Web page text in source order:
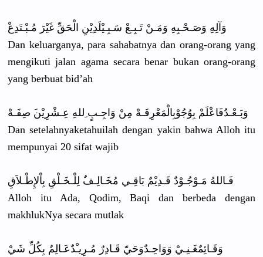
وَآلِهِ وَصَـحْـبِهِ وَمَـنْ تَـبِـعْ سَـبِـيْلَدِيْنِ الْحَقِّ غَيْرَ مُـبْـتَدِعْ
Dan keluarganya, para sahabatnya dan orang-orang yang
mengikuti jalan agama secara benar bukan orang-orang
yang berbuat bid’ah
وَبَـعْـدُفَاعْلَمْ بِوُجُوْبِالْمَعْرِفَـهْ مِنْ وَاجِـبٍ ِللهِ عِـشْرِيْن َ صِفَـهْ
Dan setelahnyaketahuilah dengan yakin bahwa Alloh itu
mempunyai 20 sifat wajib
فَـاللهُ مَـوْجُـوْدٌ قَـدِيْمٌ بَاقِـي مُخَـالِـف ٌ لِلْـخَـلْقِ بِاْلإِطْـلاَقِ
Alloh itu Ada, Qodim, Baqi dan berbeda dengan
makhlukNya secara mutlak
وَقَـائِمٌغَـنِـيْ وَوَاحِـدٌوَحَيّ قَـادِرٌ مُـرِيـْدٌعَـالِمٌ بِكُلِّ شَيْ